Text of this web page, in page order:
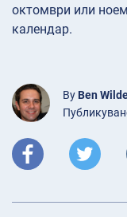
октомври или
календар.
By Ben